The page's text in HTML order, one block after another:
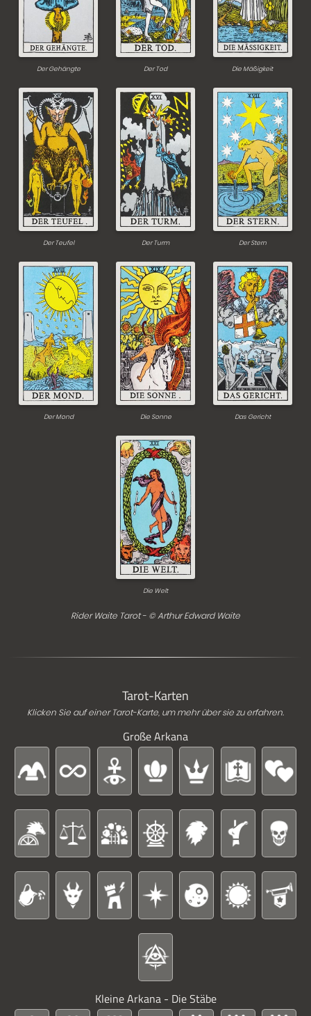
Der Gehängte Der Tod Die Mäßigkeit
Der Teufel Der Turm Der Stern
Der Mond Die Sonne Das Gericht
Die Welt
Rider Waite Tarot - © Arthur Edward Waite
Tarot-Karten
Klicken Sie auf einer Tarot-Karte, um mehr über sie zu erfahren.
Große Arkana
Kleine Arkana - Die Stäbe